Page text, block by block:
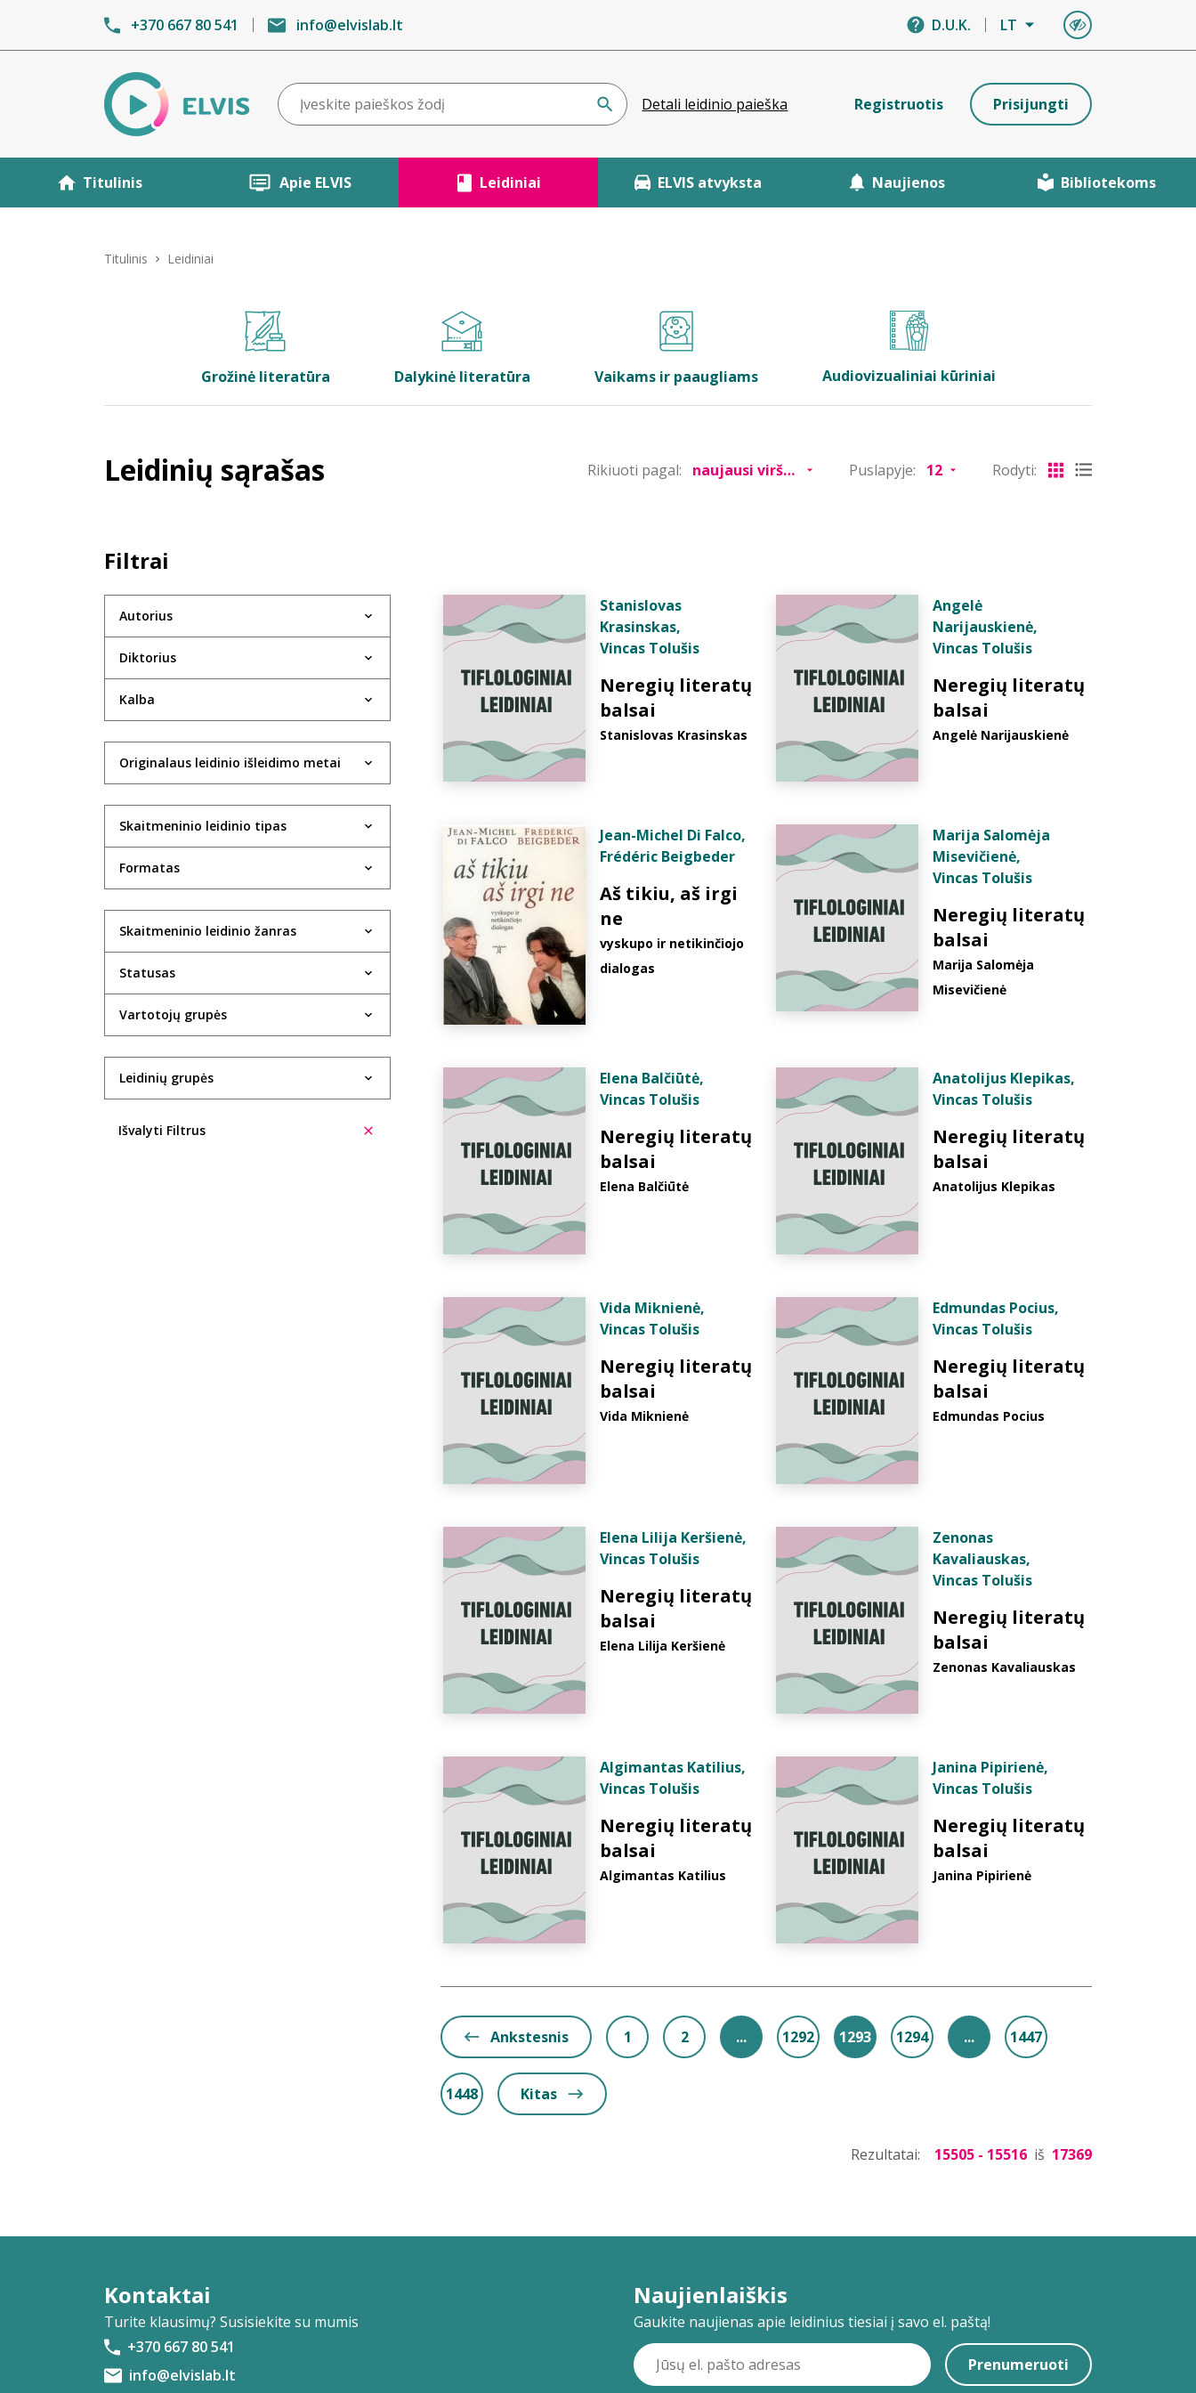
+370 667 80 541 info@elvislab.lt D.U.K. LT
Detali leidinio paieška Registruotis Prisijungti
Titulinis Apie ELVIS Leidiniai ELVIS atvyksta Naujienos Bibliotekoms
Titulinis Leidiniai
Grožinė literatūra Dalykinė literatūra Vaikams ir paaugliams Audiovizualiniai kūriniai
Leidinių sąrašas Rikiuoti pagal: Puslapyje: Rodyti:
Filtrai
Autorius
Diktorius
Kalba
Originalaus leidinio išleidimo metai
Skaitmeninio leidinio tipas
Formatas
Skaitmeninio leidinio žanras
Statusas
Vartotojų grupės
Leidinių grupės
Išvalyti Filtrus
Stanislovas
Krasinskas,
Vincas Tolušis
Neregių literatų
balsai
Stanislovas Krasinskas
Angelė
Narijauskienė,
Vincas Tolušis
Neregių literatų
balsai
Angelė Narijauskienė
Jean-Michel Di Falco,
Frédéric Beigbeder
Aš tikiu, aš irgi
ne
vyskupo ir netikinčiojo
dialogas
Marija Salomėja
Misevičienė,
Vincas Tolušis
Neregių literatų
balsai
Marija Salomėja
Misevičienė
Elena Balčiūtė,
Vincas Tolušis
Neregių literatų
balsai
Elena Balčiūtė
Anatolijus Klepikas,
Vincas Tolušis
Neregių literatų
balsai
Anatolijus Klepikas
Vida Miknienė,
Vincas Tolušis
Neregių literatų
balsai
Vida Miknienė
Edmundas Pocius,
Vincas Tolušis
Neregių literatų
balsai
Edmundas Pocius
Elena Lilija Keršienė,
Vincas Tolušis
Neregių literatų
balsai
Elena Lilija Keršienė
Zenonas
Kavaliauskas,
Vincas Tolušis
Neregių literatų
balsai
Zenonas Kavaliauskas
Algimantas Katilius,
Vincas Tolušis
Neregių literatų
balsai
Algimantas Katilius
Janina Pipirienė,
Vincas Tolušis
Neregių literatų
balsai
Janina Pipirienė
Ankstesnis 1 2 ... 1292 1293 1294 ... 1447
1448 Kitas
Rezultatai: 15505 - 15516 iš 17369
Kontaktai
Turite klausimų? Susisiekite su mumis
+370 667 80 541
info@elvislab.lt
Naujienlaiškis
Gaukite naujienas apie leidinius tiesiai į savo el. paštą!
Prenumeruoti